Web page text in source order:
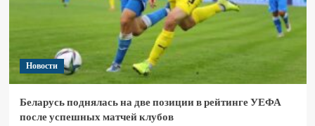
Новости
Беларусь поднялась на две позиции в рейтинге УЕФА
после успешных матчей клубов